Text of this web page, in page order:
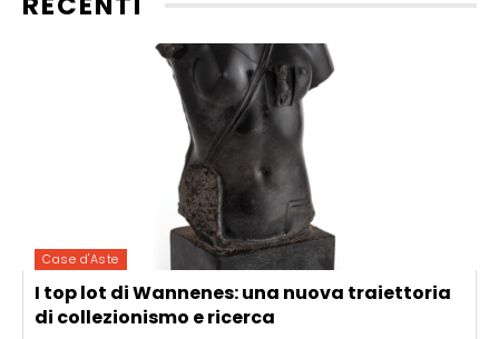
Case d'Aste
I top lot di Wannenes: una nuova traiettoria
di collezionismo e ricerca